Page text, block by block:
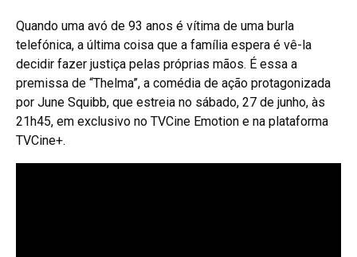
Quando uma avó de 93 anos é vítima de uma burla
telefónica, a última coisa que a família espera é vê-la
decidir fazer justiça pelas próprias mãos. É essa a
premissa de “Thelma”, a comédia de ação protagonizada
por June Squibb, que estreia no sábado, 27 de junho, às
21h45, em exclusivo no TVCine Emotion e na plataforma
TVCine+.